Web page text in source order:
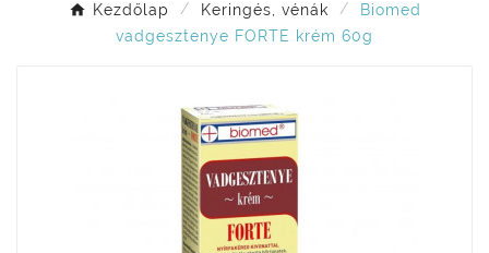
Kezdőlap Keringés, vénák
Biomed
vadgesztenye FORTE krém 60g